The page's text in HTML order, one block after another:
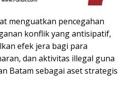
menguatkan pencegahan
konflik yang antisipatif,
efek jera bagi para
dan aktivitas illegal guna
Batam sebagai aset strategis